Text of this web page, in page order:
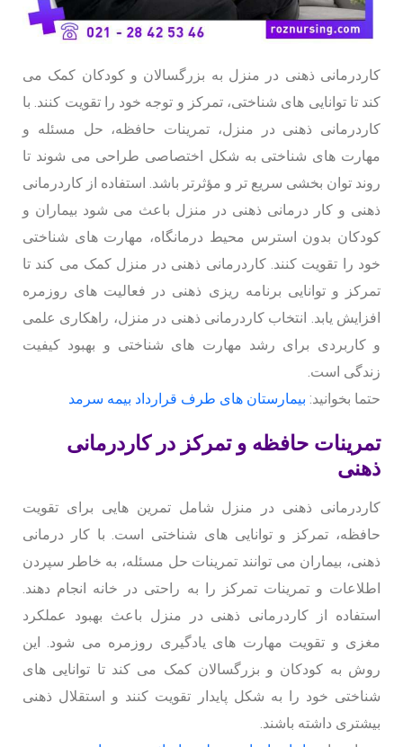
کاردرمانی ذهنی در منزل به بزرگسالان و کودکان کمک می
کند تا توانایی های شناختی، تمرکز و توجه خود را تقویت کنند. با
کاردرمانی ذهنی در منزل، تمرینات حافظه، حل مسئله و
مهارت های شناختی به شکل اختصاصی طراحی می شوند تا
روند توان بخشی سریع تر و مؤثرتر باشد. استفاده از کاردرمانی
ذهنی و کار درمانی ذهنی در منزل باعث می شود بیماران و
کودکان بدون استرس محیط درمانگاه، مهارت های شناختی
خود را تقویت کنند. کاردرمانی ذهنی در منزل کمک می کند تا
تمرکز و توانایی برنامه ریزی ذهنی در فعالیت های روزمره
افزایش یابد. انتخاب کاردرمانی ذهنی در منزل، راهکاری علمی
و کاربردی برای رشد مهارت های شناختی و بهبود کیفیت
زندگی است.
حتما بخوانید: بیمارستان های طرف قرارداد بیمه سرمد
تمرینات حافظه و تمرکز در کاردرمانی
ذهنی
کاردرمانی ذهنی در منزل شامل تمرین هایی برای تقویت
حافظه، تمرکز و توانایی های شناختی است. با کار درمانی
ذهنی، بیماران می توانند تمرینات حل مسئله، به خاطر سپردن
اطلاعات و تمرینات تمرکز را به راحتی در خانه انجام دهند.
استفاده از کاردرمانی ذهنی در منزل باعث بهبود عملکرد
مغزی و تقویت مهارت های یادگیری روزمره می شود. این
روش به کودکان و بزرگسالان کمک می کند تا توانایی های
شناختی خود را به شکل پایدار تقویت کنند و استقلال ذهنی
بیشتری داشته باشند.